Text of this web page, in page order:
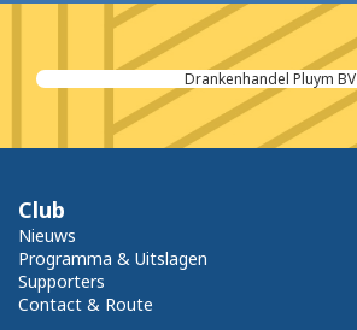
Drankenhandel Pluym BV
Club
Nieuws
Programma & Uitslagen
Supporters
Contact & Route